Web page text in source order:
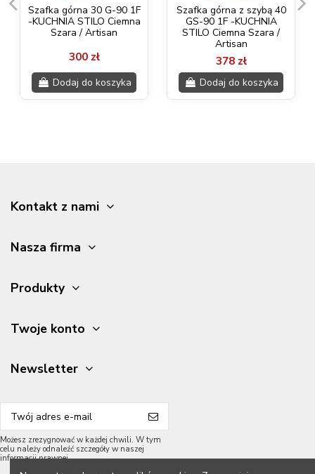
Szafka górna 30 G-90 1F
-KUCHNIA STILO Ciemna
Szara / Artisan
300 zł
Dodaj do koszyka
Szafka górna z szybą 40
GS-90 1F -KUCHNIA
STILO Ciemna Szara /
Artisan
378 zł
Dodaj do koszyka
Kontakt z nami
Nasza firma
Produkty
Twoje konto
Newsletter
Możesz zrezygnować w każdej chwili. W tym
celu należy odnaleźć szczegóły w naszej
informacji prawnej.